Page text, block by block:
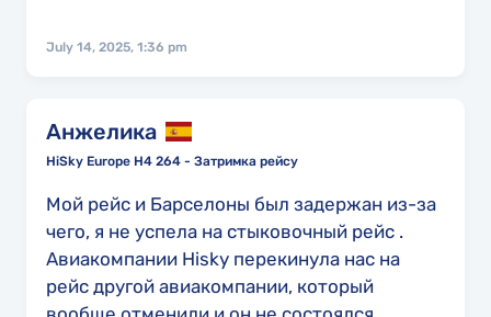
received our boarding passes; passed
to reasons beyond our control. Your staff was
aware that we had completed check-in and
passed all procedures, yet made no attempt
to contact us or assist. Meanwhile, our
luggage was removed from the aircraft,
indicating that you were aware of our
presence. When we arrived at the gate, it had
already been closed, and we were denied
July 14, 2025, 1:36 pm
Анжелика
HiSky Europe H4 264 - Затримка рейсу
Мой рейс и Барселоны был задержан из-за
чего, я не успела на стыковочный рейс .
Авиакомпании Hisky перекинула нас на
рейс другой авиакомпании, который